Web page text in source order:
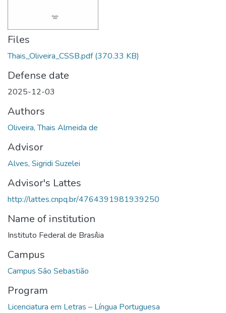
Files
Thais_Oliveira_CSSB.pdf(370.33 KB)
Defense date
2025-12-03
Authors
Oliveira, Thais Almeida de
Advisor
Alves, Sigridi Suzelei
Advisor's Lattes
http://lattes.cnpq.br/4764391981939250
Name of institution
Instituto Federal de Brasília
Campus
Campus São Sebastião
Program
Licenciatura em Letras – Língua Portuguesa